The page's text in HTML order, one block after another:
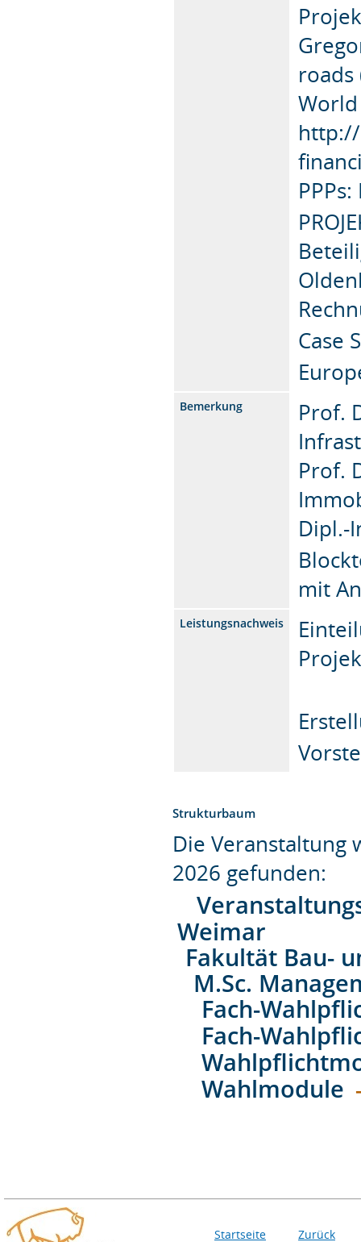
roads
Case
Bemerkung
Prof.
Prof.
Dipl.-
mit
Leistungsnachweis
Strukturbaum
Die Veranstaltung
2026 gefunden:
Weimar
Fakultät Bau-
M.Sc.
Fach-
Fach-
Wahlmodule
Startseite Zurück